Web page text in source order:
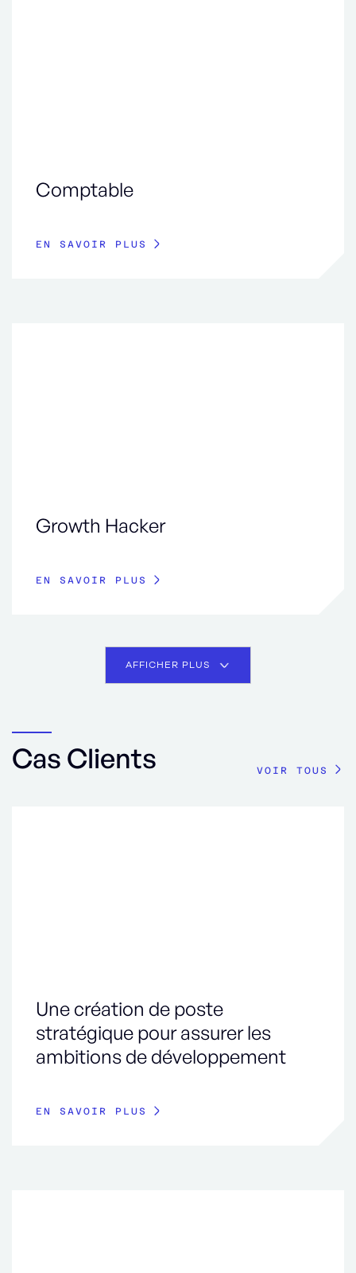
Comptable
EN SAVOIR PLUS
Growth Hacker
EN SAVOIR PLUS
AFFICHER PLUS
Cas Clients VOIR TOUS
Une création de poste
stratégique pour assurer les
ambitions de développement
EN SAVOIR PLUS